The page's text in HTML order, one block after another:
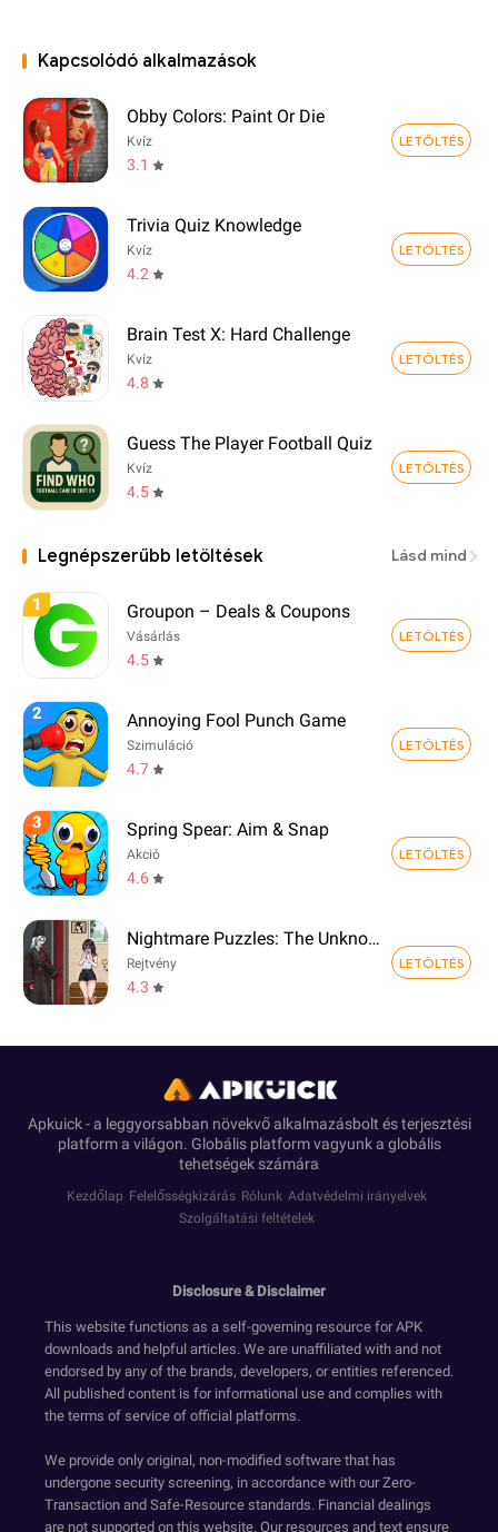
Kapcsolódó alkalmazások
Obby Colors: Paint Or Die
Kvíz
3.1
LETÖLTÉS
Trivia Quiz Knowledge
Kvíz
4.2
LETÖLTÉS
Brain Test X: Hard Challenge
Kvíz
4.8
LETÖLTÉS
Guess The Player Football Quiz
Kvíz
4.5
LETÖLTÉS
Legnépszerűbb letöltések Lásd mind
1 Groupon – Deals & Coupons
Vásárlás
4.5
LETÖLTÉS
2 Annoying Fool Punch Game
Szimuláció
4.7
LETÖLTÉS
3 Spring Spear: Aim & Snap
Akció
4.6
LETÖLTÉS
Nightmare Puzzles: The Unknown
Rejtvény
4.3
LETÖLTÉS
Apkuick - a leggyorsabban növekvő alkalmazásbolt és terjesztési
platform a világon. Globális platform vagyunk a globális
tehetségek számára
Kezdőlap Felelősségkizárás Rólunk Adatvédelmi irányelvek
Szolgáltatási feltételek
Disclosure & Disclaimer
This website functions as a self-governing resource for APK
downloads and helpful articles. We are unaffiliated with and not
endorsed by any of the brands, developers, or entities referenced.
All published content is for informational use and complies with
the terms of service of official platforms.
We provide only original, non-modified software that has
undergone security screening, in accordance with our Zero-
Transaction and Safe-Resource standards. Financial dealings
are not supported on this website. Our resources and text ensure